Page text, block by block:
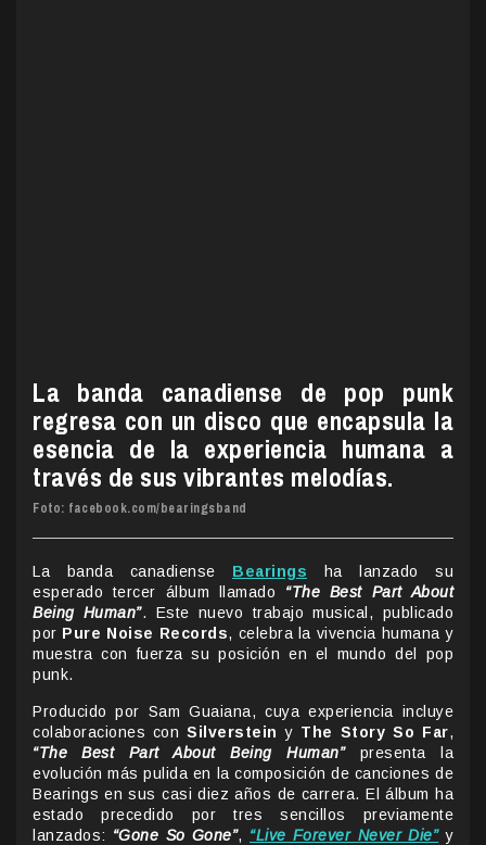
La banda canadiense de pop punk
regresa con un disco que encapsula la
esencia de la experiencia humana a
través de sus vibrantes melodías.
Foto: facebook.com/bearingsband
La banda canadiense Bearings ha lanzado su
esperado tercer álbum llamado “The Best Part About
Being Human”. Este nuevo trabajo musical, publicado
por Pure Noise Records, celebra la vivencia humana y
muestra con fuerza su posición en el mundo del pop
punk.
Producido por Sam Guaiana, cuya experiencia incluye
colaboraciones conSilverstein y The Story So Far,
“The Best Part About Being Human”presenta la
evolución más pulida en la composición de canciones de
Bearings en sus casi diez años de carrera. El álbum ha
estado precedido por tres sencillos previamente
lanzados: “Gone So Gone”, “Live Forever Never Die”y